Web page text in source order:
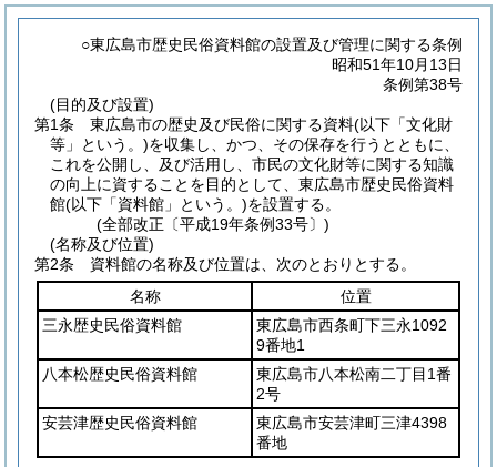
○東広島市歴史民俗資料館の設置及び管理に関する条例
昭和51年10月13日
条例第38号
(目的及び設置)
第1条
東広島市の歴史及び民俗に関する資料(以下「文化財
等」という。)を収集し、かつ、その保存を行うとともに、
これを公開し、及び活用し、市民の文化財等に関する知識
の向上に資することを目的として、東広島市歴史民俗資料
館(以下「資料館」という。)を設置する。
(全部改正〔平成19年条例33号〕)
(名称及び位置)
第2条
資料館の名称及び位置は、次のとおりとする。
名称
位置
三永歴史民俗資料館
東広島市西条町下三永1092
9番地1
八本松歴史民俗資料館
東広島市八本松南二丁目1番
2号
安芸津歴史民俗資料館
東広島市安芸津町三津4398
番地